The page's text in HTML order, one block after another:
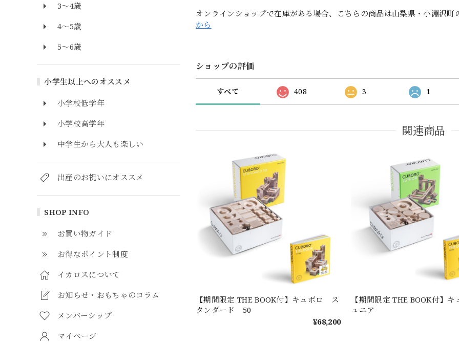
3～4歳
4～5歳
5～6歳
小学生以上へのオススメ
小学校低学年
小学校高学年
中学生から大人も楽しい
出産のお祝いにオススメ
SHOP INFO
お買い物ガイド
お得なポイント制度
イカロスについて
お知らせ・おもちゃのコラム
メンバーシップ
マイページ
オンラインショップで在庫がある場合、こちらの商品は山梨県・小淵沢
から
ショップの評価
すべて 408 3 1
関連商品
【期間限定 THE BOOK付】キュボロ ス
タンダード 50
¥68,200
【期間限定 THE BOOK付】
ュニア